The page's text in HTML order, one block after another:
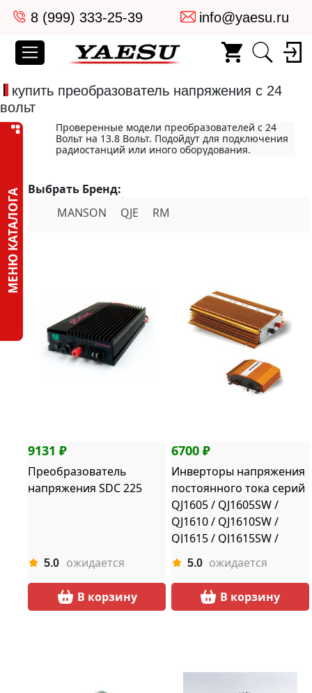
8 (999) 333-25-39 info@yaesu.ru
купить преобразователь напряжения с 24
вольт
МЕНЮ КАТАЛОГА
Проверенные модели преобразователей с 24
Вольт на 13.8 Вольт. Подойдут для подключения
радиостанций или иного оборудования.
Выбрать Бренд:
MANSON
QJE RM
9131 ₽
Преобразователь
напряжения SDC 225
5.0 ожидается
В корзину
6700 ₽
Инверторы напряжения
постоянного тока серий
QJ1605 / QJ1605SW /
QJ1610 / QJ1610SW /
QJ1615 / QJ1615SW /
QJ1620 / QJ1620SW /
QJ1630 / QJ1630SW
5.0 ожидается
В корзину